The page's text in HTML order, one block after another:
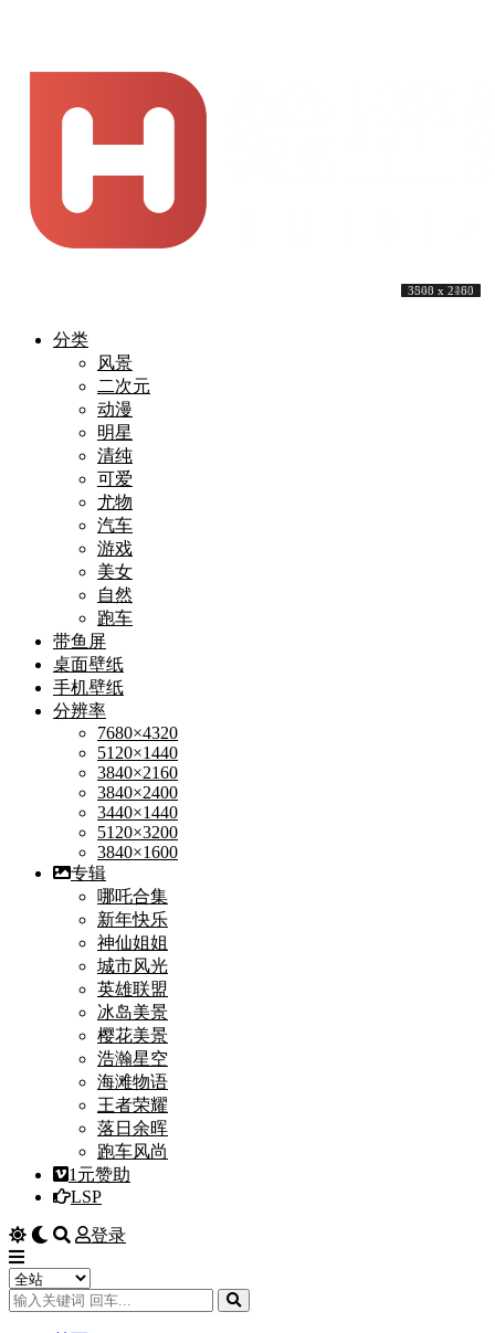
分类
风景
二次元
动漫
明星
清纯
可爱
尤物
汽车
游戏
美女
自然
跑车
带鱼屏
桌面壁纸
手机壁纸
分辨率
7680×4320
5120×1440
3840×2160
3840×2400
3440×1440
5120×3200
3840×1600
专辑
哪吒合集
新年快乐
神仙姐姐
城市风光
英雄联盟
冰岛美景
樱花美景
浩瀚星空
海滩物语
王者荣耀
落日余晖
跑车风尚
1元赞助
LSP
登录
7000 x 3000
3840 x 2160
4000 x 3000
3840 x 2160
4304 x 2160
3840 x 2160
6263 x 4084
3840 x 2160
3860 x 2263
3508 x 2480